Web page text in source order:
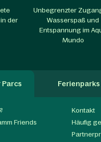
der
Unbegrenzter
Wasserspaß und
Entspannung im
Mundo
Parcs Ferienparks
Friends
Kontakt
Häufig